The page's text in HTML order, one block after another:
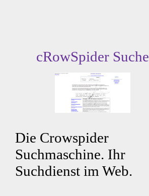
cRowSpider Suche
Die Crowspider
Suchmaschine. Ihr
Suchdienst im Web.